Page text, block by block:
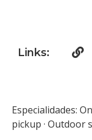
Links:
Especialidades:
pickup · Outdoor